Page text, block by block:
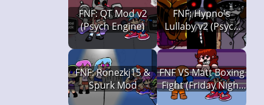
FNF: QT Mod v2
(Psych Engine)
FNF: Hypno's
Lullaby v2 (Psych
Engine)
FNF: Ronezkj15 &
Spurk Mod
FNF VS Matt Boxing
Fight (Friday Night
Funkin')